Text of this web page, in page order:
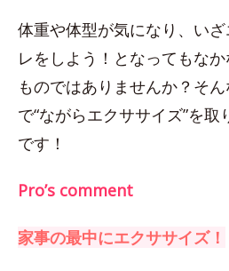
体重や体型が気になり、い
レをしよう！となってもな
ものではありませんか？そ
で“ながらエクササイズ”を
です！
Pro’s comment
家事の最中にエクササイズ！